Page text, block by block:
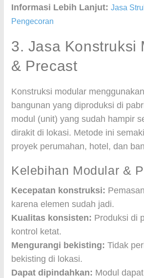
Informasi Lebih Lanjut: Jasa
Pengecoran
3. Jasa Konstruksi
& Precast
Konstruksi modular
bangunan yang diproduksi di
modul (unit) yang sudah hampir
dirakit di lokasi. Metode ini
proyek perumahan, hotel, dan
Kelebihan Modular &
Kecepatan konstruksi:
karena elemen sudah jadi.
Kualitas konsisten: Produksi di
kontrol ketat.
Mengurangi bekisting: Tidak
bekisting di lokasi.
Dapat dipindahkan: Modul